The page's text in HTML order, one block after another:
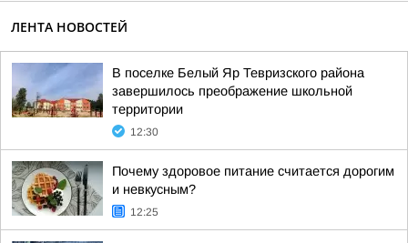
ЛЕНТА НОВОСТЕЙ
В поселке Белый Яр Тевризского района
завершилось преображение школьной
территории
12:30
Почему здоровое питание считается дорогим
и невкусным?
12:25